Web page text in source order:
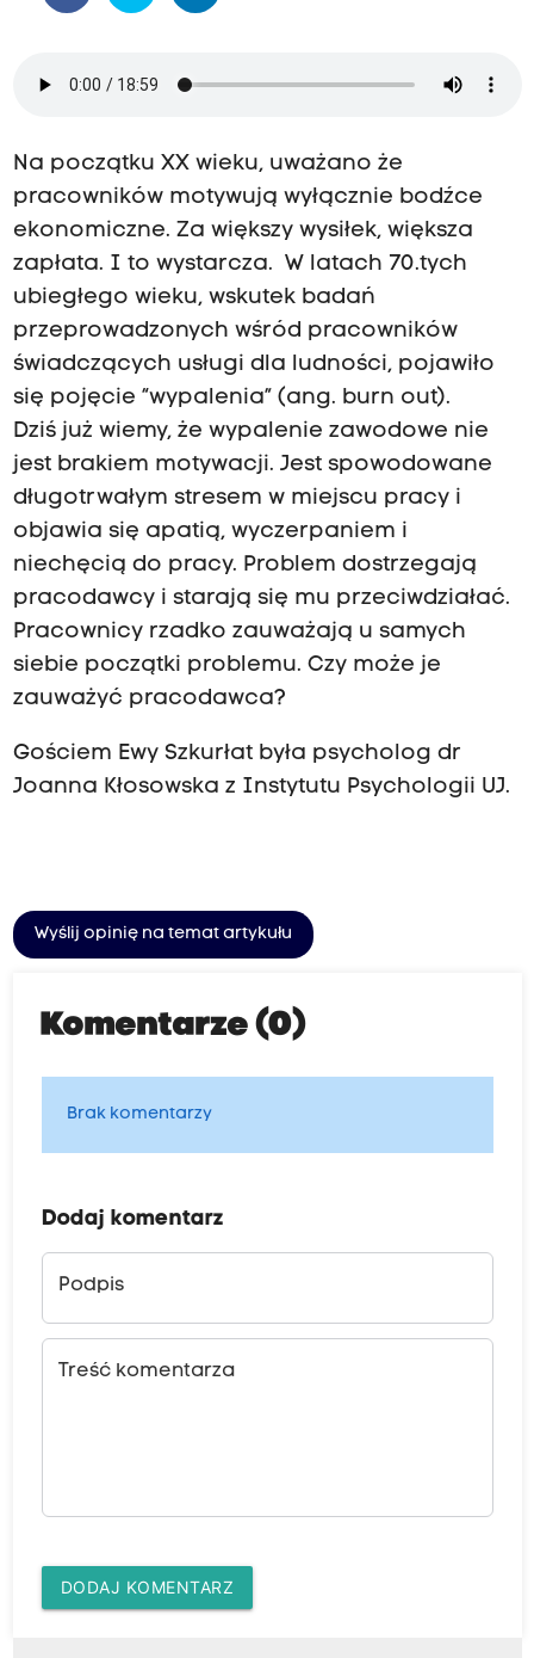
Na początku XX wieku, uważano że
pracowników motywują wyłącznie bodźce
ekonomiczne. Za większy wysiłek, większa
zapłata. I to wystarcza. W latach 70.tych
ubiegłego wieku, wskutek badań
przeprowadzonych wśród pracowników
świadczących usługi dla ludności, pojawiło
się pojęcie “wypalenia” (ang. burn out).
Dziś już wiemy, że wypalenie zawodowe nie
jest brakiem motywacji. Jest spowodowane
długotrwałym stresem w miejscu pracy i
objawia się apatią, wyczerpaniem i
niechęcią do pracy. Problem dostrzegają
pracodawcy i starają się mu przeciwdziałać.
Pracownicy rzadko zauważają u samych
siebie początki problemu. Czy może je
zauważyć pracodawca?
Gościem Ewy Szkurłat była psycholog dr
Joanna Kłosowska z Instytutu Psychologii UJ.
Wyślij opinię na temat artykułu
Komentarze (0)
Brak komentarzy
Dodaj komentarz
Podpis
Treść komentarza
DODAJ KOMENTARZ